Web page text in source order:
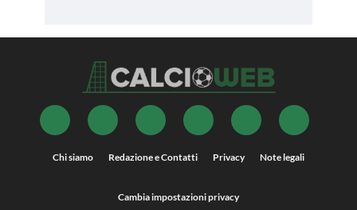
Chi siamo Redazione e Contatti Privacy Note legali
Cambia impostazioni privacy